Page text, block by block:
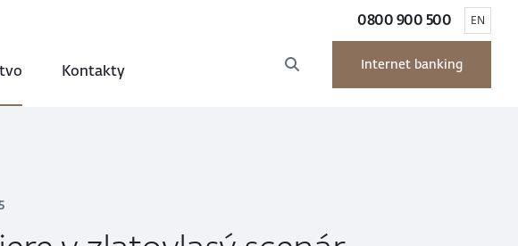
0800 900 500 EN
Kontakty Internet banking